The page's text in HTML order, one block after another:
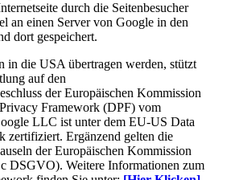
durch die Seitenbesucher
an einen Server von Google in den
dort gespeichert.
in die USA übertragen werden, stützt
auf den
der Europäischen Kommission
Framework (DPF) vom
LLC ist unter dem EU-US Data
zertifiziert. Ergänzend gelten die
der Europäischen Kommission
DSGVO). Weitere Informationen zum